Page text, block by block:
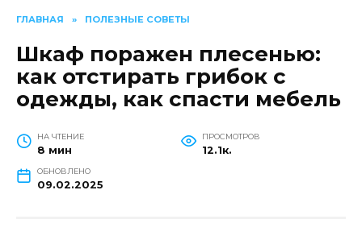
ГЛАВНАЯ » ПОЛЕЗНЫЕ СОВЕТЫ
Шкаф поражен плесенью:
как отстирать грибок с
одежды, как спасти мебель
НА ЧТЕНИЕ
8 мин
ПРОСМОТРОВ
12.1к.
ОБНОВЛЕНО
09.02.2025